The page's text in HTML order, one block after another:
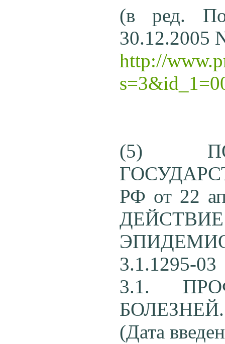
(в ред.
30.12.2005
http://
(5)
РФ от 22
3.1.1295-03
3.1.
(Дата